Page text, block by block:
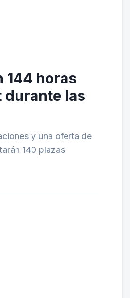
144 horas
durante las
y una oferta de
140 plazas